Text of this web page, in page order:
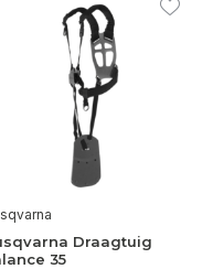
Draagtuig
35